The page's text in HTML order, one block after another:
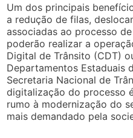
Um dos principais
a redução de filas,
associadas ao processo
poderão realizar a
Digital de Trânsito (CDT)
Departamentos Estaduais
Secretaria Nacional de
digitalização do processo
rumo à modernização do
mais demandado pela